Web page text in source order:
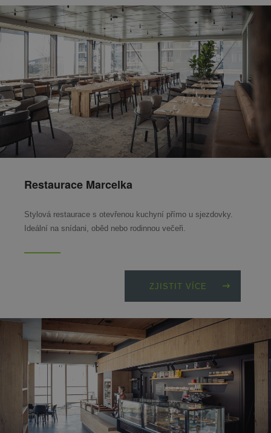
Restaurace Marcelka
Stylová restaurace s otevřenou kuchyní přímo u sjezdovky.
Ideální na snídani, oběd nebo rodinnou večeři.
ZJISTIT VÍCE